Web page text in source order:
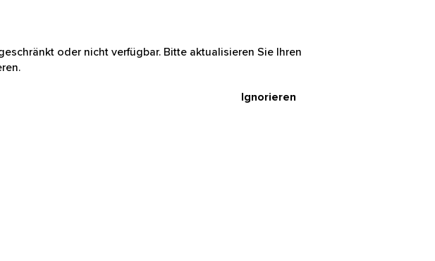
oder nicht verfügbar. Bitte aktualisieren Sie Ihren
Ignorieren